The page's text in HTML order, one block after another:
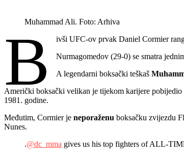
Muhammad Ali. Foto: Arhiva
B ivši UFC-ov prvak Daniel Cormier
Nurmagomedov (29-0) se smatra
A legendarni boksački teškaš
Američki boksački velikan je tijekom karijere pobijedio
1981. godine.
Međutim, Cormier je neporaženu boksačku zvijezdu
Nunes.
.@dc_mma gives us his top fighters of ALL-